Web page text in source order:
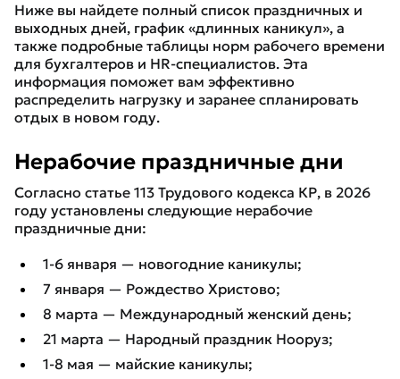
Ниже вы найдете полный список праздничных и
выходных дней, график «длинных каникул», а
также подробные таблицы норм рабочего времени
для бухгалтеров и HR-специалистов. Эта
информация поможет вам эффективно
распределить нагрузку и заранее спланировать
отдых в новом году.
Нерабочие праздничные дни
Согласно статье 113 Трудового кодекса КР, в 2026
году установлены следующие нерабочие
праздничные дни:
1-6 января — новогодние каникулы;
7 января — Рождество Христово;
8 марта — Международный женский день;
21 марта — Народный праздник Нооруз;
1-8 мая — майские каникулы;